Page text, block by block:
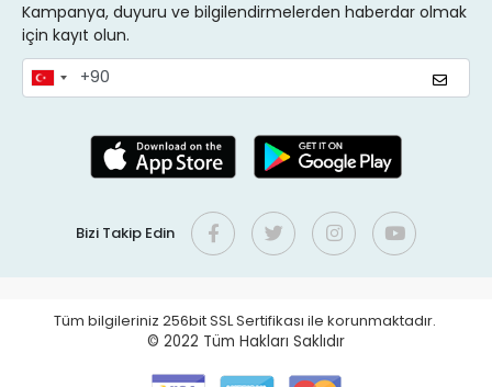
Kampanya, duyuru ve bilgilendirmelerden haberdar olmak
için kayıt olun.
Bizi Takip Edin
Tüm bilgileriniz 256bit SSL Sertifikası ile korunmaktadır.
© 2022 Tüm Hakları Saklıdır